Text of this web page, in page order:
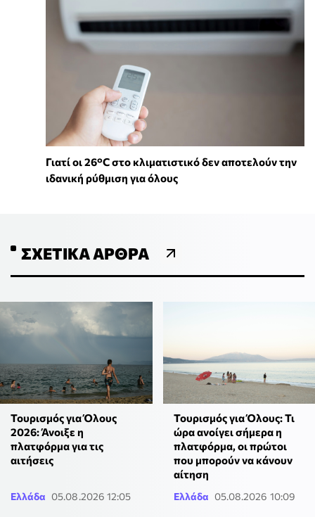
Γιατί οι 26°C στο κλιματιστικό δεν αποτελούν την
ιδανική ρύθμιση για όλους
ΣΧΕΤΙΚΆ ΆΡΘΡΑ
Τουρισμός για Όλους
2026: Άνοιξε η
πλατφόρμα για τις
αιτήσεις
Ελλάδα 05.08.2026 12:05
Τουρισμός για Όλους: Τι
ώρα ανοίγει σήμερα η
πλατφόρμα, οι πρώτοι
που μπορούν να κάνουν
αίτηση
Ελλάδα 05.08.2026 10:09